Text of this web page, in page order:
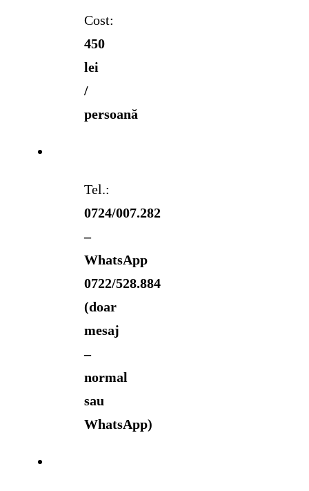
Cost:
450
lei
/
persoană
Tel.:
0724/007.282
–
WhatsApp
0722/528.884
(doar
mesaj
–
normal
sau
WhatsApp)